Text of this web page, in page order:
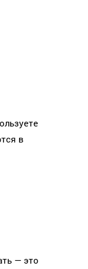
в
— это